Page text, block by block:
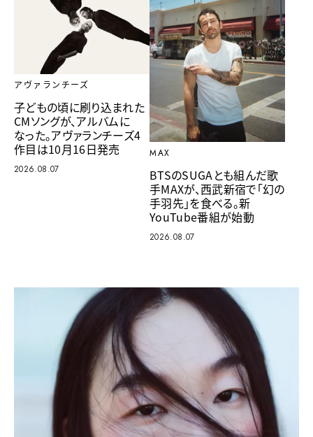
アヴァランチーズ
子どもの頃に刷り込まれた
CMソングが、アルバムに
なった。アヴァランチーズ4
作目は10月16日発売
2026.08.07
MAX
BTSのSUGAとも組んだ歌
手MAXが、西武新宿で「幻の
手羽先」を食べる。新
YouTube番組が始動
2026.08.07